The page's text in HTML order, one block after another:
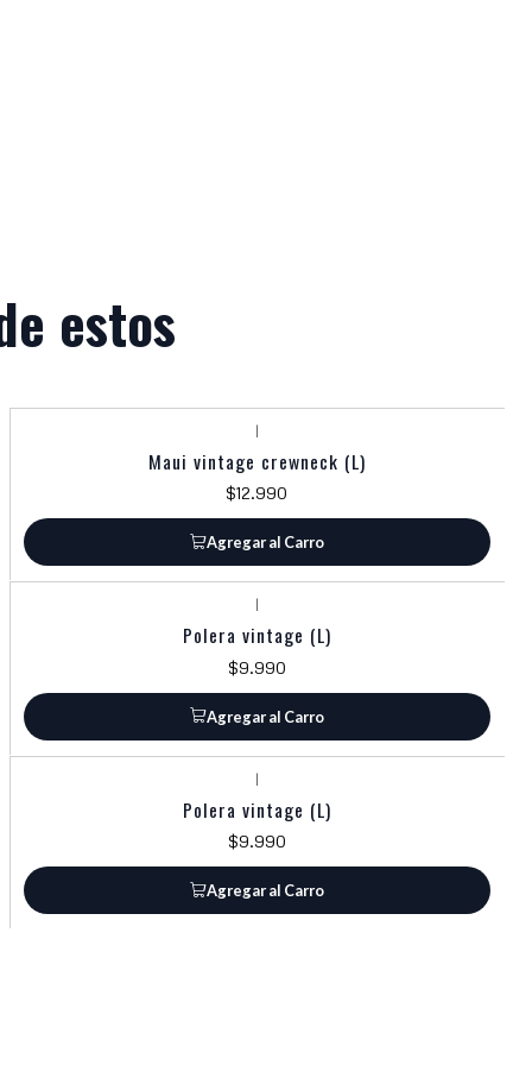
estos
|
Maui vintage crewneck (L)
$12.990
Agregar al Carro
|
Polera vintage (L)
$9.990
Agregar al Carro
|
Polera vintage (L)
$9.990
Agregar al Carro